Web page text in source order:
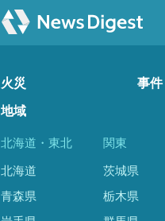
火災 事件
地域
北海道・東北
北海道
青森県
関東
茨城県
栃木県